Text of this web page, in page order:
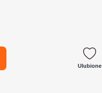
Ulubione